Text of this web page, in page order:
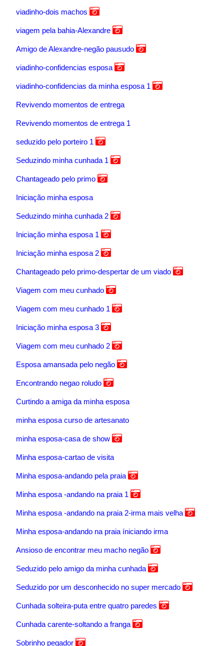
viadinho-dois machos
viagem pela bahia-Alexandre
Amigo de Alexandre-negão pausudo
viadinho-confidencias esposa
viadinho-confidencias da minha esposa 1
Revivendo momentos de entrega
Revivendo momentos de entrega 1
seduzido pelo porteiro 1
Seduzindo minha cunhada 1
Chantageado pelo primo
Iniciação minha esposa
Seduzindo minha cunhada 2
Iniciação minha esposa 1
Iniciação minha esposa 2
Chantageado pelo primo-despertar de um viado
Viagem com meu cunhado
Viagem com meu cunhado 1
Iniciação minha esposa 3
Viagem com meu cunhado 2
Esposa amansada pelo negão
Encontrando negao roludo
Curtindo a amiga da minha esposa
minha esposa curso de artesanato
minha esposa-casa de show
Minha esposa-cartao de visita
Minha esposa-andando pela praia
Minha esposa -andando na praia 1
Minha esposa -andando na praia 2-irma mais velha
Minha esposa-andando na praia íniciando irma
Ansioso de encontrar meu macho negão
Seduzido pelo amigo da minha cunhada
Seduzido por um desconhecido no super mercado
Cunhada solteira-puta entre quatro paredes
Cunhada carente-soltando a franga
Sobrinho pegador